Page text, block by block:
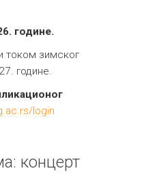
године.
током зимског
године.
login
концерт